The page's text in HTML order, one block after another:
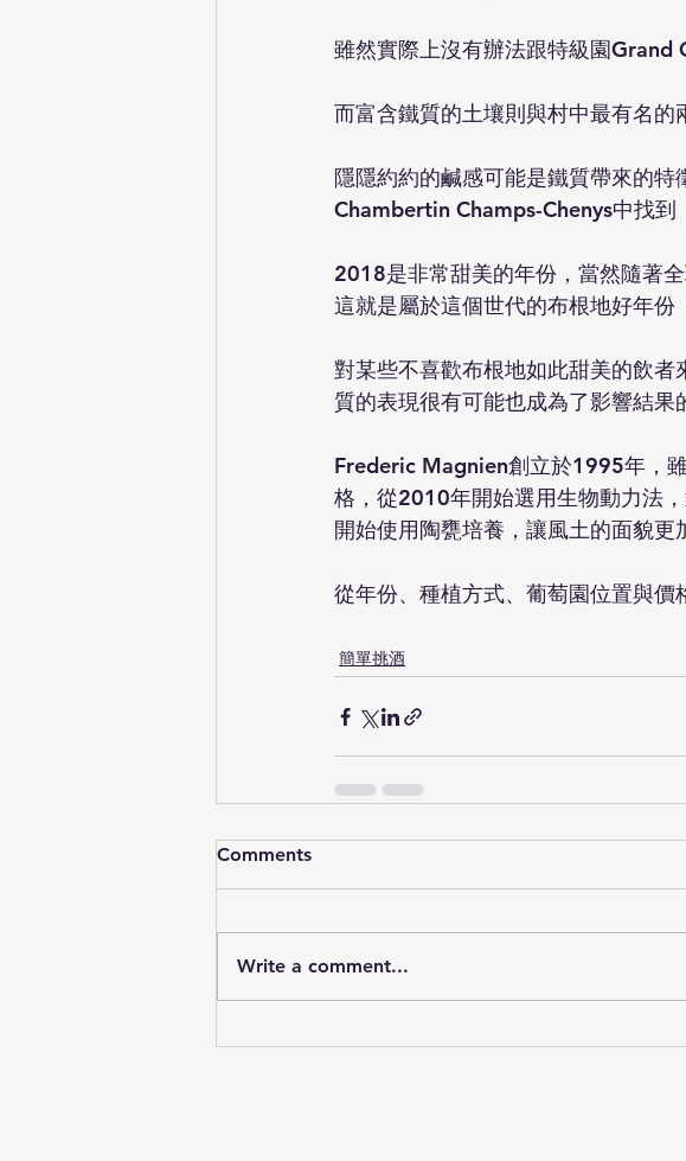
雖然實際上沒有辦法跟特級園Grand
而富含鐵質的土壤則與村中最有名
隱隱約約的鹹感可能是鐵質帶來的
Chambertin Champs-Chenys中找到
2018是非常甜美的年份，當然隨著
這就是屬於這個世代的布根地好年份
對某些不喜歡布根地如此甜美的飲
質的表現很有可能也成為了影響結果
Frederic Magnien創立於1995年，
格，從2010年開始選用生物動力法
開始使用陶甕培養，讓風土的面貌更
從年份、種植方式、葡萄園位置與
簡單挑酒
Comments
Write a comment...